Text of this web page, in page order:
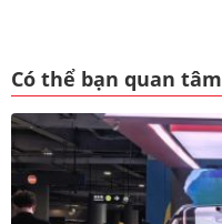
Có thể bạn quan tâm